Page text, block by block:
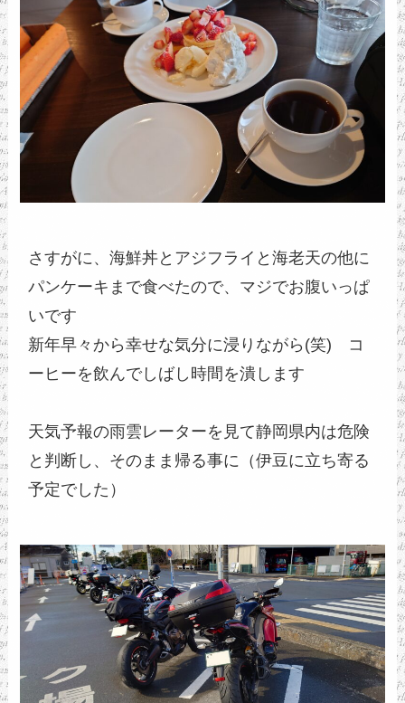
さすがに、海鮮丼とアジフライと海老天の他に
パンケーキまで食べたので、マジでお腹いっぱ
いです
新年早々から幸せな気分に浸りながら(笑)　コ
ーヒーを飲んでしばし時間を潰します
天気予報の雨雲レーターを見て静岡県内は危険
と判断し、そのまま帰る事に（伊豆に立ち寄る
予定でした）